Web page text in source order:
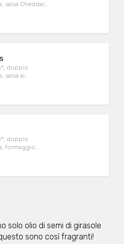
salsa Cheddar,
da
doppio
salsa al
senapata
doppio
formaggio
Fries e
solo olio di semi di girasole
sono così fragranti!